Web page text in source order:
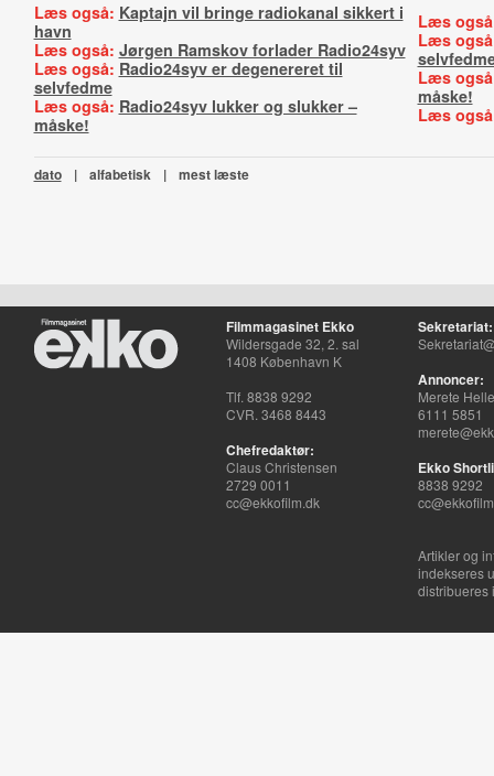
Læs også: Kaptajn vil bringe radiokanal sikkert i
havn
Læs også: Jørgen Ramskov forlader Radio24syv
Læs også: Radio24syv er degenereret til
selvfedme
Læs også: Radio24syv lukker og slukker –
måske!
Læs
Læs
Læs
måske!
Læs
dato | alfabetisk | mest læste
Filmmagasinet Ekko
Wildersgade 32, 2. sal
1408 København K
Tlf. 8838 9292
CVR. 3468 8443
Chefredaktør:
Claus Christensen
2729 0011
cc@ekkofilm.dk
Sekretariat:
Annoncer:
Merete
6111 5851
Ekko
8838 9292
Artikler og
indekseres
distribueres